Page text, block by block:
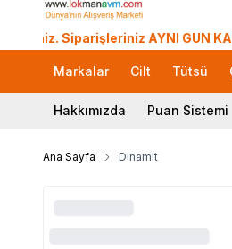
Siparişleriniz AYNI GÜN
Markalar Cilt Tütsü
Hakkımızda Puan Sistemi
Ana Sayfa Dinamit